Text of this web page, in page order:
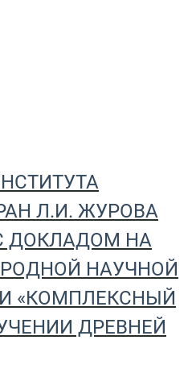
Л.И. ЖУРОВА
ДОКЛАДОМ НА
НАУЧНОЙ
«КОМПЛЕКСНЫЙ
ДРЕВНЕЙ